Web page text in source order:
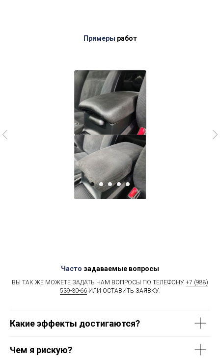
Примеры работ
Часто задаваемые вопросы
ВЫ ТАК ЖЕ МОЖЕТЕ ЗАДАТЬ НАМ ВОПРОСЫ ПО ТЕЛЕФОНУ +7 (988)
539-30-66ИЛИ ОСТАВИТЬ ЗАЯВКУ.
Какие эффекты достигаются?
Чем я рискую?